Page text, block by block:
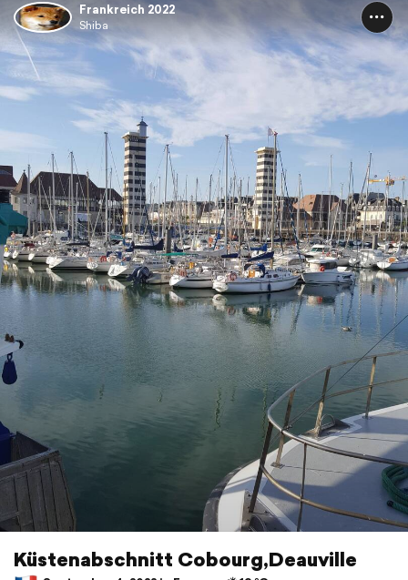
Frankreich 2022
Shiba
Küstenabschnitt Cobourg,Deauville